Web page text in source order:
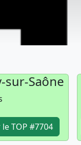
sur-Saône
TOP #7704